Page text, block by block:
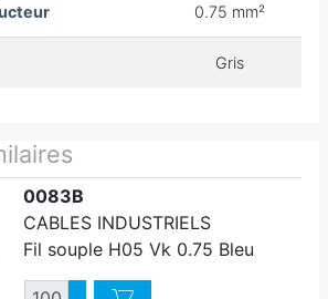
0.75 mm²
Gris
0083B
CABLES INDUSTRIELS
Fil souple H05 Vk 0.75 Bleu
Quantité